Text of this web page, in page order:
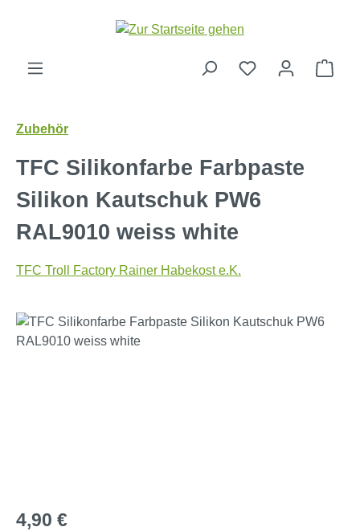
Zum Hauptinhalt springen
Zubehör
TFC Silikonfarbe Farbpaste
Silikon Kautschuk PW6
RAL9010 weiss white
TFC Troll Factory Rainer Habekost e.K.
Bildergalerie überspringen
Regulärer Preis:
4,90 €